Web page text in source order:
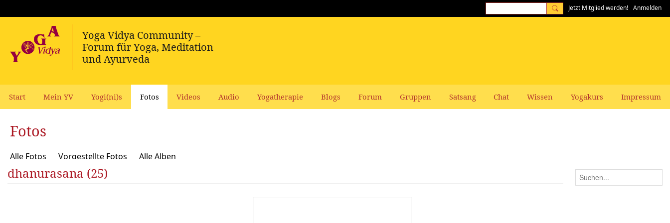
Jetzt Mitglied werden! Anmelden
Start Mein YV Yogi(ni)s Fotos Videos Audio Yogatherapie Blogs Forum Gruppen Satsang Chat Wissen Yogakurs Impressum
Fotos
Alle Fotos Vorgestellte Fotos Alle Alben
dhanurasana (25)